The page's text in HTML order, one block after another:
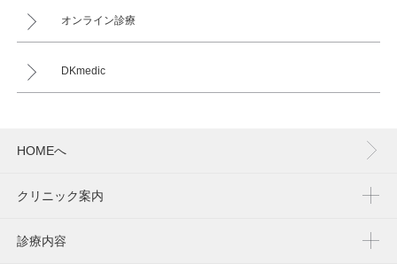
オンライン診療
DKmedic
HOMEへ
クリニック案内
診療内容